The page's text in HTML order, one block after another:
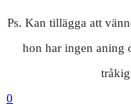
Ps. Kan tillägga att
hon har ingen aning
0